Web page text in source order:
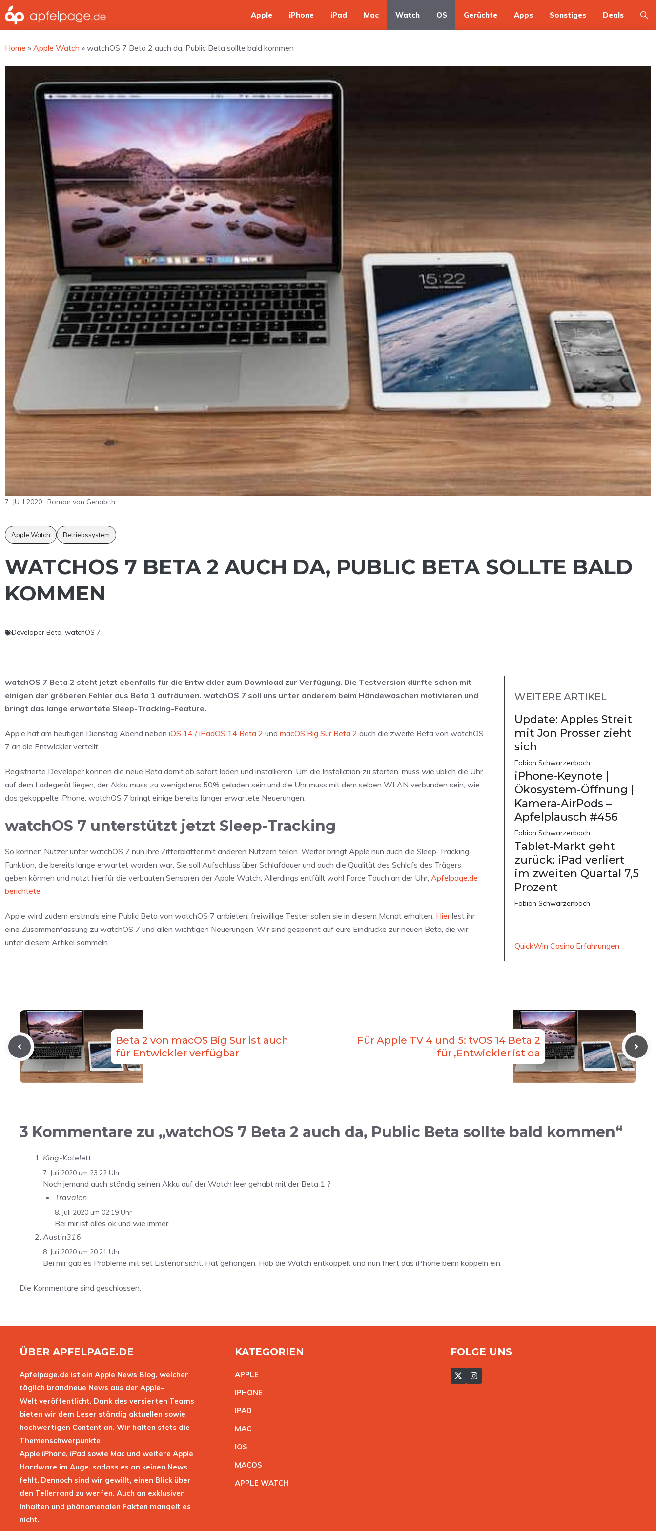
Zum
Inhalt
springen
Apple iPhone iPad Mac Watch OS Gerüchte Apps Sonstiges Deals
Home » Apple Watch » watchOS 7 Beta 2 auch da, Public Beta sollte bald kommen
7. JULI 2020 Roman van Genabith
Apple Watch Betriebssystem
WATCHOS 7 BETA 2 AUCH DA, PUBLIC BETA SOLLTE BALD
KOMMEN
Developer Beta, watchOS 7
watchOS 7 Beta 2 steht jetzt ebenfalls für die Entwickler zum Download zur Verfügung. Die Testversion dürfte schon mit
einigen der gröberen Fehler aus Beta 1 aufräumen. watchOS 7 soll uns unter anderem beim Händewaschen motivieren und
bringt das lange erwartete Sleep-Tracking-Feature.
Apple hat am heutigen Dienstag Abend neben iOS 14 / iPadOS 14 Beta 2 und macOS Big Sur Beta 2 auch die zweite Beta von watchOS
7 an die Entwickler verteilt.
Registrierte Developer können die neue Beta damit ab sofort laden und installieren. Um die Installation zu starten, muss wie üblich die Uhr
auf dem Ladegerät liegen, der Akku muss zu wenigstens 50% geladen sein und die Uhr muss mit dem selben WLAN verbunden sein, wie
das gekoppelte iPhone. watchOS 7 bringt einige bereits länger erwartete Neuerungen.
watchOS 7 unterstützt jetzt Sleep-Tracking
So können Nutzer unter watchOS 7 nun ihre Zifferblätter mit anderen Nutzern teilen. Weiter bringt Apple nun auch die Sleep-Tracking-
Funktion, die bereits lange erwartet worden war. Sie soll Aufschluss über Schlafdauer und auch die Qualität des Schlafs des Trägers
geben können und nutzt hierfür die verbauten Sensoren der Apple Watch. Allerdings entfällt wohl Force Touch an der Uhr, Apfelpage.de
berichtete.
Apple wird zudem erstmals eine Public Beta von watchOS 7 anbieten, freiwillige Tester sollen sie in diesem Monat erhalten. Hierlest ihr
eine Zusammenfassung zu watchOS 7 und allen wichtigen Neuerungen. Wir sind gespannt auf eure Eindrücke zur neuen Beta, die wir
unter diesem Artikel sammeln.
WEITERE ARTIKEL
Update: Apples Streit
mit Jon Prosser zieht
sich
Fabian Schwarzenbach
iPhone-Keynote |
Ökosystem-Öffnung |
Kamera-AirPods –
Apfelplausch #456
Fabian Schwarzenbach
Tablet-Markt geht
zurück: iPad verliert
im zweiten Quartal 7,5
Prozent
Fabian Schwarzenbach
QuickWin Casino Erfahrungen
Beta 2 von macOS Big Sur ist auch
für Entwickler verfügbar
Für Apple TV 4 und 5: tvOS 14 Beta 2
für ‚Entwickler ist da
3 Kommentare zu „watchOS 7 Beta 2 auch da, Public Beta sollte bald kommen“
King-Kotelett
7. Juli 2020 um 23:22 Uhr
Noch jemand auch ständig seinen Akku auf der Watch leer gehabt mit der Beta 1 ?
Travalon
8. Juli 2020 um 02:19 Uhr
Bei mir ist alles ok und wie immer
Austin316
8. Juli 2020 um 20:21 Uhr
Bei mir gab es Probleme mit set Listenansicht. Hat gehangen. Hab die Watch entkoppelt und nun friert das iPhone beim koppeln ein.
Die Kommentare sind geschlossen.
ÜBER APFELPAGE.DE
Apfelpage.de ist ein Apple News Blog, welcher
täglich brandneue News aus der Apple-
Welt veröffentlicht. Dank des versierten Teams
bieten wir dem Leser ständig aktuellen sowie
hochwertigen Content an. Wir halten stets die
Themenschwerpunkte
Apple iPhone, iPad sowie Mac und weitere Apple
Hardware im Auge, sodass es an keinen News
fehlt. Dennoch sind wir gewillt, einen Blick über
den Tellerrand zu werfen. Auch an exklusiven
Inhalten und phänomenalen Fakten mangelt es
nicht.
KATEGORIEN
APPLE
IPHONE
IPAD
MAC
IOS
MACOS
APPLE WATCH
FOLGE UNS